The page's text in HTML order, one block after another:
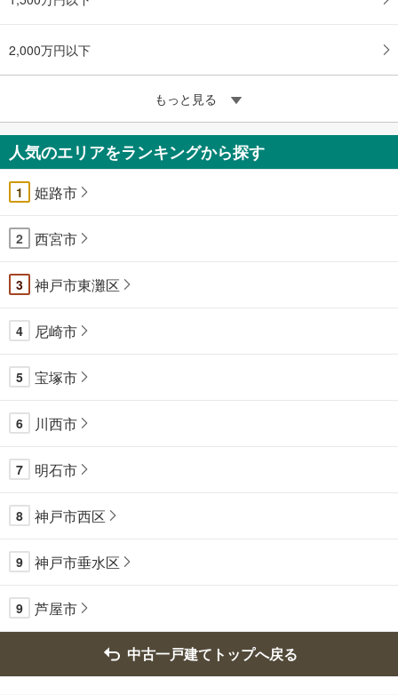
2,000万円以下
もっと見る
人気のエリアをランキングから探す
1 姫路市
2 西宮市
3 神戸市東灘区
4 尼崎市
5 宝塚市
6 川西市
7 明石市
8 神戸市西区
9 神戸市垂水区
9 芦屋市
中古一戸建てトップへ戻る